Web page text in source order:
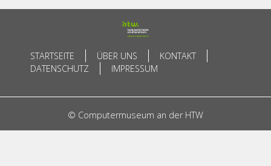
STARTSEITE ÜBER UNS
KONTAKT
DATENSCHUTZ
IMPRESSUM
© Computermuseum an der HTW